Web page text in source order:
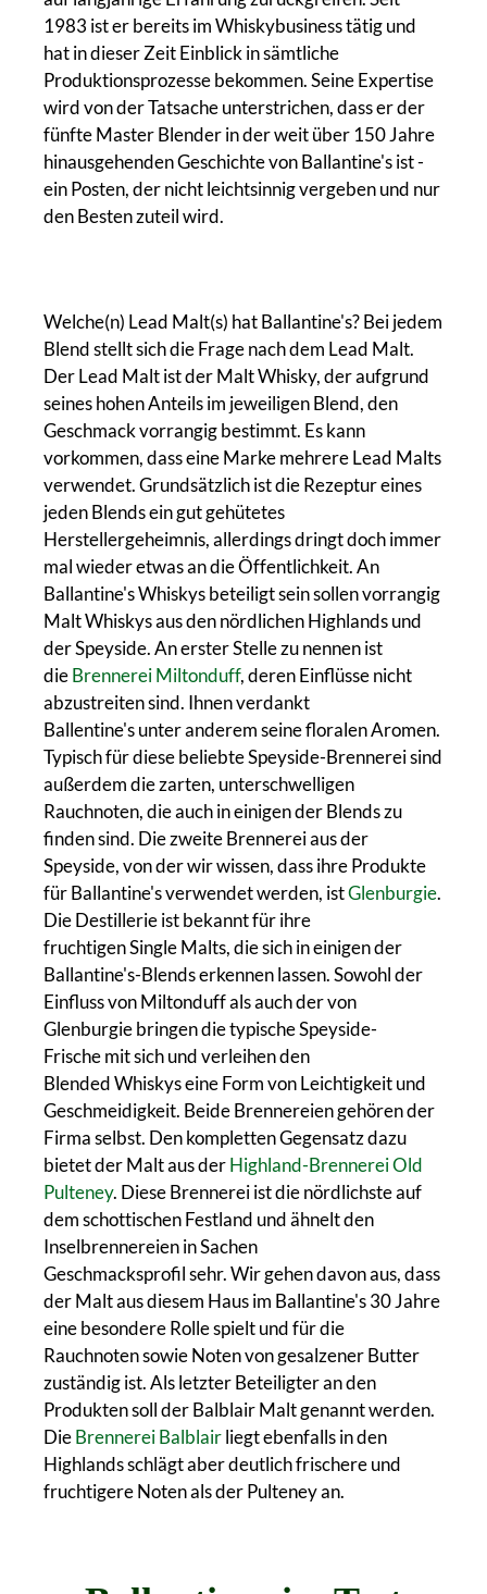
1983 ist er bereits im Whiskybusiness tätig und
hat in dieser Zeit Einblick in sämtliche
Produktionsprozesse bekommen. Seine Expertise
wird von der Tatsache unterstrichen, dass er der
fünfte Master Blender in der weit über 150 Jahre
hinausgehenden Geschichte von Ballantine's ist -
ein Posten, der nicht leichtsinnig vergeben und nur
den Besten zuteil wird.
Welche(n) Lead Malt(s) hat Ballantine's? Bei jedem
Blend stellt sich die Frage nach dem Lead Malt.
Der Lead Malt ist der Malt Whisky, der aufgrund
seines hohen Anteils im jeweiligen Blend, den
Geschmack vorrangig bestimmt. Es kann
vorkommen, dass eine Marke mehrere Lead Malts
verwendet. Grundsätzlich ist die Rezeptur eines
jeden Blends ein gut gehütetes
Herstellergeheimnis, allerdings dringt doch immer
mal wieder etwas an die Öffentlichkeit. An
Ballantine's Whiskys beteiligt sein sollen vorrangig
Malt Whiskys aus den nördlichen Highlands und
der Speyside. An erster Stelle zu nennen ist
dieBrennerei Miltonduff, deren Einflüsse nicht
abzustreiten sind. Ihnen verdankt
Ballentine's unter anderem seine floralen Aromen.
Typisch für diese beliebte Speyside-Brennerei sind
außerdem die zarten, unterschwelligen
Rauchnoten, die auch in einigen der Blends zu
finden sind. Die zweite Brennerei aus der
Speyside, von der wir wissen, dass ihre Produkte
für Ballantine's verwendet werden, istGlenburgie.
Die Destillerie ist bekannt für ihre
fruchtigen Single Malts, die sich in einigen der
Ballantine's-Blends erkennen lassen. Sowohl der
Einfluss von Miltonduff als auch der von
Glenburgie bringen die typische Speyside-
Frische mit sich und verleihen den
Blended Whiskys eine Form von Leichtigkeit und
Geschmeidigkeit. Beide Brennereien gehören der
Firma selbst. Den kompletten Gegensatz dazu
bietet der Malt aus derHighland-Brennerei Old
Pulteney. Diese Brennerei ist die nördlichste auf
dem schottischen Festland und ähnelt den
Inselbrennereien in Sachen
Geschmacksprofil sehr. Wir gehen davon aus, dass
der Malt aus diesem Haus im Ballantine's 30 Jahre
eine besondere Rolle spielt und für die
Rauchnoten sowie Noten von gesalzener Butter
zuständig ist. Als letzter Beteiligter an den
Produkten soll der Balblair Malt genannt werden.
DieBrennerei Balblairliegt ebenfalls in den
Highlands schlägt aber deutlich frischere und
fruchtigere Noten als der Pulteney an.